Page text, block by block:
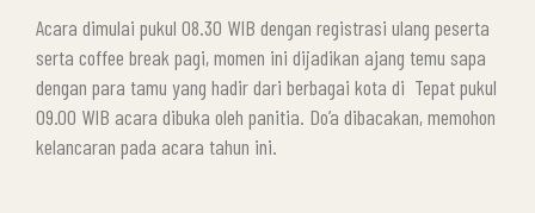
Acara dimulai pukul 08.30 WIB dengan registrasi ulang peserta
serta coffee break pagi, momen ini dijadikan ajang temu sapa
dengan para tamu yang hadir dari berbagai kota di Tepat pukul
09.00 WIB acara dibuka oleh panitia. Do’a dibacakan, memohon
kelancaran pada acara tahun ini.